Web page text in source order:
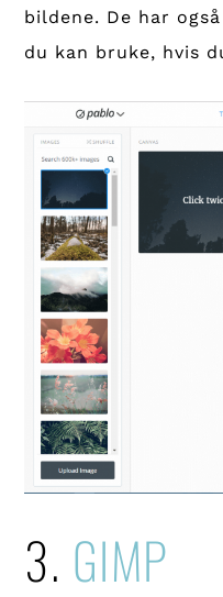
bildene. De har
du kan bruke, hvis
3. GIMP